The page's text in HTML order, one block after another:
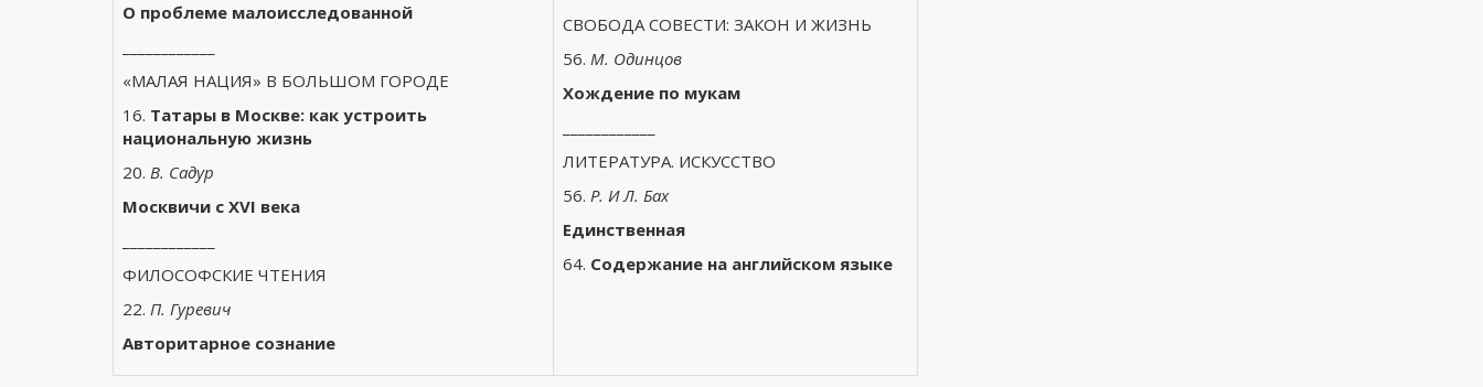
О проблеме малоисследованной
«МАЛАЯ НАЦИЯ» В БОЛЬШОМ ГОРОДЕ
16. Татары в Москве: как устроить
национальную жизнь
20. В. Садур
Москвичи с XVI века
ФИЛОСОФСКИЕ ЧТЕНИЯ
22. П. Гуревич
Авторитарное сознание
СВОБОДА СОВЕСТИ: ЗАКОН И ЖИЗНЬ
56. М. Одинцов
Хождение по мукам
ЛИТЕРАТУРА. ИСКУССТВО
56. Р. И Л. Бах
Единственная
64. Содержание на английском языке